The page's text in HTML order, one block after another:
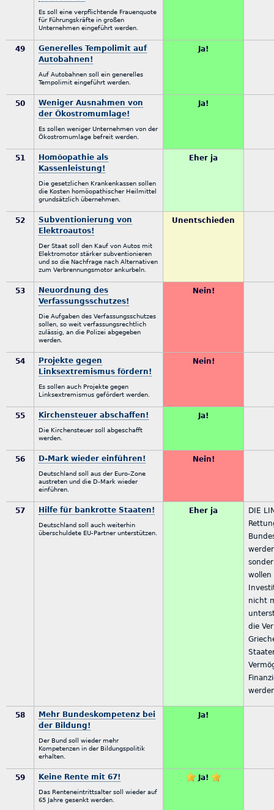
Es soll eine verpflichtende Frauenquote
für Führungskräfte in großen
Unternehmen eingeführt werden.
49
Generelles Tempolimit auf
Autobahnen!
Auf Autobahnen soll ein generelles
Tempolimit eingeführt werden.
Ja!
50
Weniger Ausnahmen von
der Ökostromumlage!
Es sollen weniger Unternehmen von der
Ökostromumlage befreit werden.
Ja!
51
Homöopathie als
Kassenleistung!
Die gesetzlichen Krankenkassen sollen
die Kosten homöopathischer Heilmittel
grundsätzlich übernehmen.
Eher ja
52
Subventionierung von
Elektroautos!
Der Staat soll den Kauf von Autos mit
Elektromotor stärker subventionieren
und so die Nachfrage nach Alternativen
zum Verbrennungsmotor ankurbeln.
Unentschieden
53
Neuordnung des
Verfassungsschutzes!
Die Aufgaben des Verfassungsschutzes
sollen, so weit verfassungsrechtlich
zulässig, an die Polizei abgegeben
werden.
Nein!
54
Projekte gegen
Linksextremismus fördern!
Es sollen auch Projekte gegen
Linksextremismus gefördert werden.
Nein!
55 Kirchensteuer abschaffen!
Die Kirchensteuer soll abgeschafft
werden.
Ja!
56 D-Mark wieder einführen!
Deutschland soll aus der Euro-Zone
austreten und die D-Mark wieder
einführen.
Nein!
57 Hilfe für bankrotte Staaten!
Deutschland soll auch weiterhin
überschuldete EU-Partner unterstützen.
Eher ja
DIE
nicht
die
58
Mehr Bundeskompetenz bei
der Bildung!
Der Bund soll wieder mehr
Kompetenzen in der Bildungspolitik
erhalten.
Ja!
59 Keine Rente mit 67!
Das Renteneintrittsalter soll wieder auf
65 Jahre gesenkt werden.
Ja!